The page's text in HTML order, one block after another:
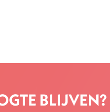
BLIJVEN?